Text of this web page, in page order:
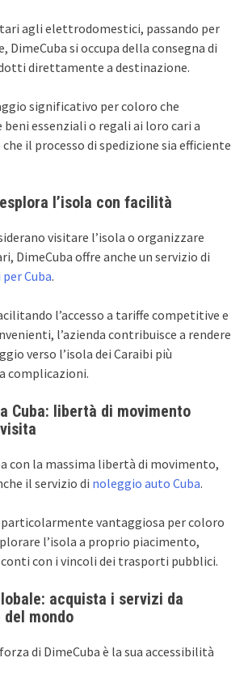
agli elettrodomestici, passando per
si occupa della consegna di
direttamente a destinazione.
significativo per coloro che
beni essenziali o regali ai loro cari a
il processo di spedizione sia efficiente
l’isola con facilità
visitare l’isola o organizzare
DimeCuba offre anche un servizio di
Cuba.
l’accesso a tariffe competitive e
l’azienda contribuisce a rendere
verso l’isola dei Caraibi più
complicazioni.
Cuba: libertà di movimento
con la massima libertà di movimento,
il servizio di noleggio auto Cuba.
vantaggiosa per coloro
l’isola a proprio piacimento,
con i vincoli dei trasporti pubblici.
acquista i servizi da
mondo
di DimeCuba è la sua accessibilità